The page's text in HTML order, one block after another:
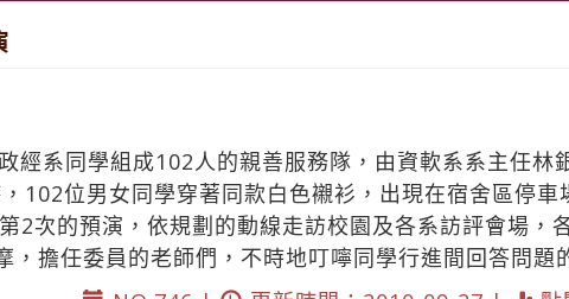
經系同學組成102人的親善服務隊，由資軟系系主任林
102位男女同學穿著同款白色襯衫，出現在宿舍區停車
2次的預演，依規劃的動線走訪校園及各系訪評會場，
擔任委員的老師們，不時地叮嚀同學行進間回答問題